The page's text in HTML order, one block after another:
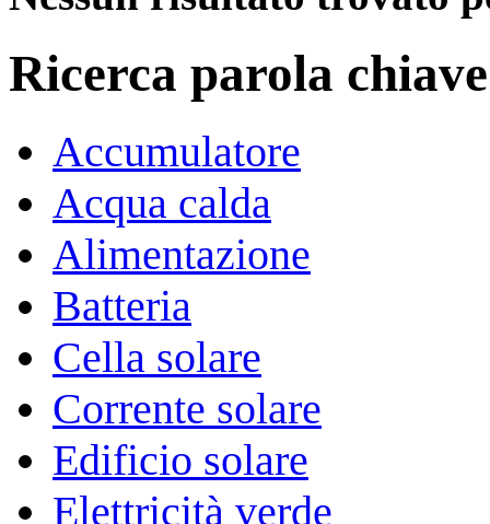
Ricerca parola chiave
Accumulatore
Acqua calda
Alimentazione
Batteria
Cella solare
Corrente solare
Edificio solare
Elettricità verde